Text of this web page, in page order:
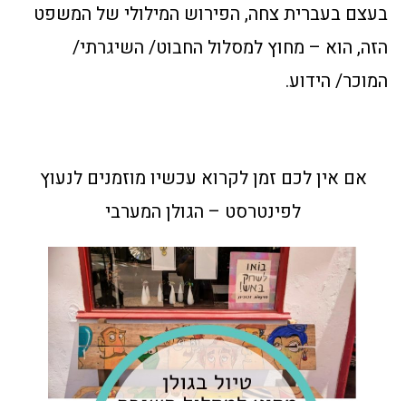
בעצם בעברית צחה, הפירוש המילולי של המשפט
הזה, הוא – מחוץ למסלול החבוט/ השיגרתי/
המוכר/ הידוע.
אם אין לכם זמן לקרוא עכשיו מוזמנים לנעוץ
לפינטרסט – הגולן המערבי